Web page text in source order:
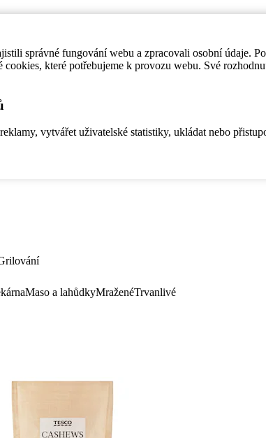
správné fungování webu a zpracovali osobní údaje.
které potřebujeme k provozu webu. Své
vytvářet uživatelské statistiky, ukládat nebo
Maso a lahůdkyMraženéTrvanlivé